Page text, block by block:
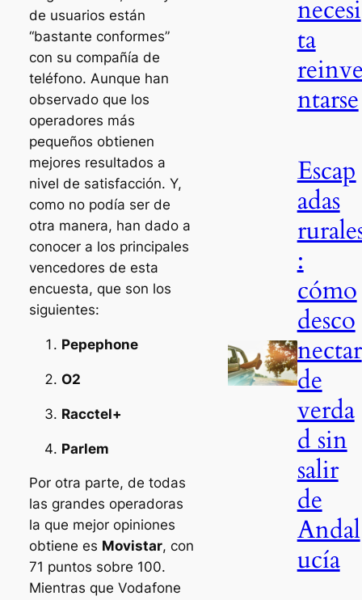
de usuarios están
“bastante conformes”
con su compañía de
teléfono. Aunque han
observado que los
operadores más
pequeños obtienen
mejores resultados a
nivel de satisfacción. Y,
como no podía ser de
otra manera, han dado a
conocer a los principales
vencedores de esta
encuesta, que son los
siguientes:
Pepephone
O2
Racctel+
Parlem
Por otra parte, de todas
las grandes operadoras
la que mejor opiniones
obtiene es Movistar, con
71 puntos sobre 100.
Mientras que Vodafone
necesi
ta
ntarse
Escap
adas
:
cómo
desco
nectar
de
verda
d sin
salir
de
Andal
ucía